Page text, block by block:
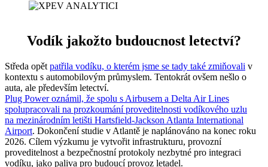
Vodík jakožto budoucnost letectví?
Středa opět patřila vodíku, o kterém jsme se tady také zmiňovali v
kontextu s automobilovým průmyslem. Tentokrát ovšem nešlo o
auta, ale především letectví.
Plug Power oznámil, že spolu s Airbusem a Delta Air Lines
spolupracovali na prozkoumání proveditelnosti vodíkového uzlu
na mezinárodním letišti Hartsfield-Jackson Atlanta International
Airport. Dokončení studie v Atlantě je naplánováno na konec roku
2026. Cílem výzkumu je vytvořit infrastrukturu, provozní
proveditelnost a bezpečnostní protokoly nezbytné pro integraci
vodíku, jako paliva pro budoucí provoz letadel.